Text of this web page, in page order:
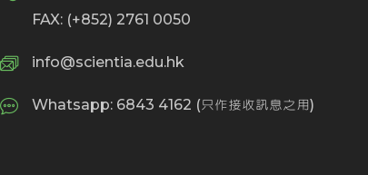
FAX: (+852) 2761 0050
info@scientia.edu.hk
Whatsapp: 6843 4162 (只作接收訊息之用)